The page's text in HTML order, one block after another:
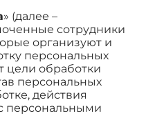
» (далее –
сотрудники
организуют и
персональных
цели обработки
персональных
действия
персональными